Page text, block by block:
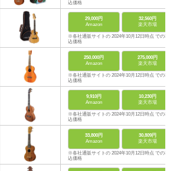
込価格
29,000円
Amazon
32,560円
楽天市場
※各社通販サイトの 2024年10月12日時点 での税
込価格
250,000円
Amazon
275,000円
楽天市場
※各社通販サイトの 2024年10月12日時点 での税
込価格
9,910円
Amazon
10,230円
楽天市場
※各社通販サイトの 2024年10月12日時点 での税
込価格
33,800円
Amazon
30,809円
楽天市場
※各社通販サイトの 2024年10月12日時点 での税
込価格